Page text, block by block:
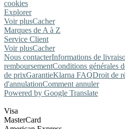
cookies
Explorer
Voir plusCacher
Marques de A à Z
Service Client
Voir plusCacher
Nous contacterInformations de
remboursementConditions générales
de prixGarantieKlarna FAQDroit de
d'annulationComment annuler
Powered by Google Translate
Visa
MasterCard